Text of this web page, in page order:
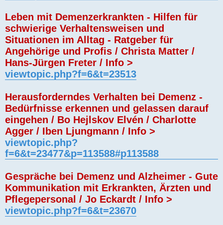
Leben mit Demenzerkrankten - Hilfen für
schwierige Verhaltensweisen und
Situationen im Alltag - Ratgeber für
Angehörige und Profis / Christa Matter /
Hans-Jürgen Freter / Info >
viewtopic.php?f=6&t=23513
Herausforderndes Verhalten bei Demenz -
Bedürfnisse erkennen und gelassen darauf
eingehen / Bo Hejlskov Elvén / Charlotte
Agger / Iben Ljungmann / Info >
viewtopic.php?
f=6&t=23477&p=113588#p113588
Gespräche bei Demenz und Alzheimer - Gute
Kommunikation mit Erkrankten, Ärzten und
Pflegepersonal / Jo Eckardt / Info >
viewtopic.php?f=6&t=23670